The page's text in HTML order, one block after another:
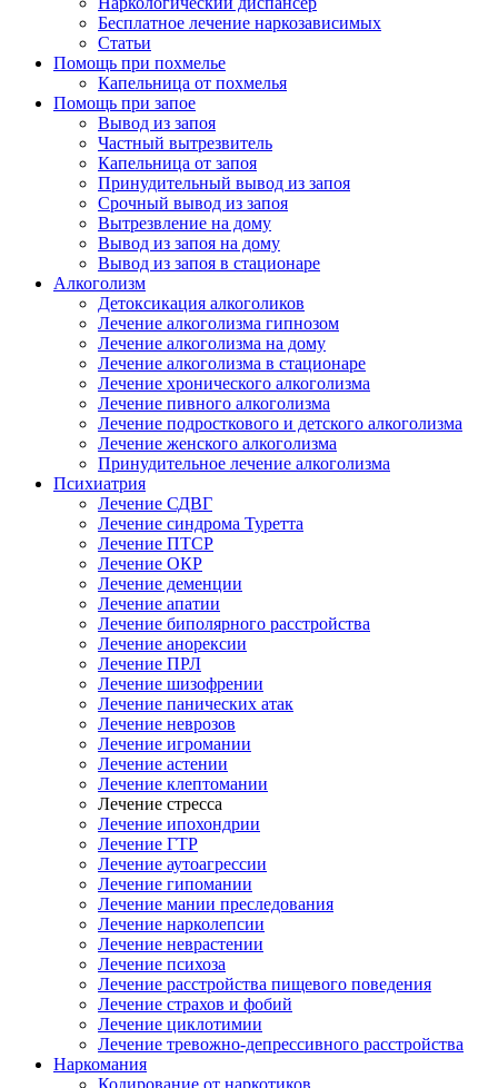
Бесплатное лечение наркозависимых
Статьи
Помощь при похмелье
Капельница от похмелья
Помощь при запое
Вывод из запоя
Частный вытрезвитель
Капельница от запоя
Принудительный вывод из запоя
Срочный вывод из запоя
Вытрезвление на дому
Вывод из запоя на дому
Вывод из запоя в стационаре
Алкоголизм
Детоксикация алкоголиков
Лечение алкоголизма гипнозом
Лечение алкоголизма на дому
Лечение алкоголизма в стационаре
Лечение хронического алкоголизма
Лечение пивного алкоголизма
Лечение подросткового и детского алкоголизма
Лечение женского алкоголизма
Принудительное лечение алкоголизма
Психиатрия
Лечение СДВГ
Лечение синдрома Туретта
Лечение ПТСР
Лечение ОКР
Лечение деменции
Лечение апатии
Лечение биполярного расстройства
Лечение анорексии
Лечение ПРЛ
Лечение шизофрении
Лечение панических атак
Лечение неврозов
Лечение игромании
Лечение астении
Лечение клептомании
Лечение стресса
Лечение ипохондрии
Лечение ГТР
Лечение аутоагрессии
Лечение гипомании
Лечение мании преследования
Лечение нарколепсии
Лечение неврастении
Лечение психоза
Лечение расстройства пищевого поведения
Лечение страхов и фобий
Лечение циклотимии
Лечение тревожно-депрессивного расстройства
Наркомания
Кодирование от наркотиков